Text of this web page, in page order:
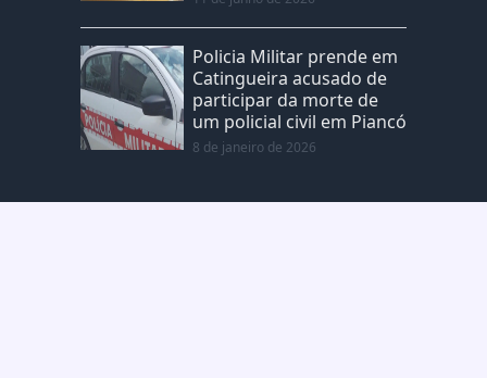
Policia Militar prende em
Catingueira acusado de
participar da morte de
um policial civil em Piancó
8 de janeiro de 2026